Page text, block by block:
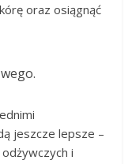
oraz osiągnąć
jeszcze lepsze –
i